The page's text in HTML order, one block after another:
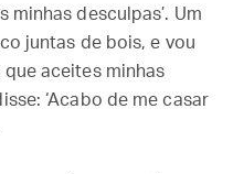
minhas desculpas’. Um
juntas de bois, e vou
aceites minhas
‘Acabo de me casar